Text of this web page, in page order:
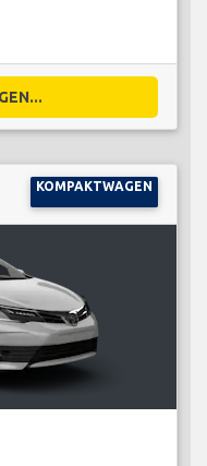
KOMPAKTWAGEN